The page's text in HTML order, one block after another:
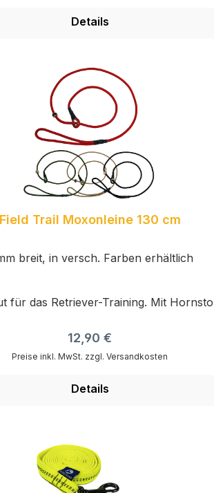
Details
Field Trail Moxonleine 130 cm
breit, in versch. Farben erhältlich
für das Retriever-Training. Mit
Regulärer Preis:
12,90 €
Preise inkl. MwSt. zzgl. Versandkosten
Details